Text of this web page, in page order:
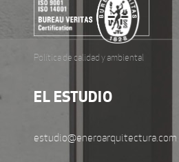
Política de calidad y ambiental
EL ESTUDIO
estudio@eneroarquitectura.com